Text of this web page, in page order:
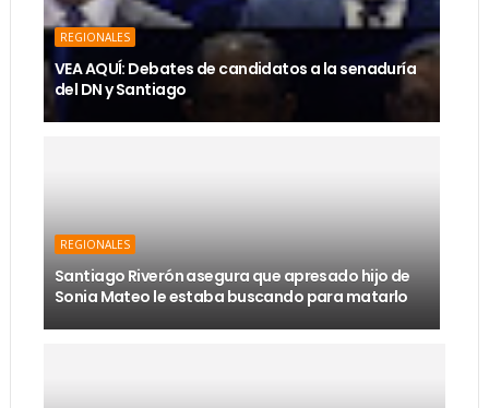
REGIONALES
VEA AQUÍ: Debates de candidatos a la senaduría
del DN y Santiago
REGIONALES
Santiago Riverón asegura que apresado hijo de
Sonia Mateo le estaba buscando para matarlo